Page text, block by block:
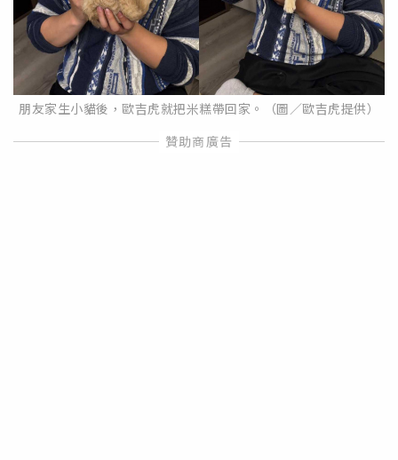
朋友家生小貓後，歐吉虎就把米糕帶回家。（圖／歐吉虎提供）